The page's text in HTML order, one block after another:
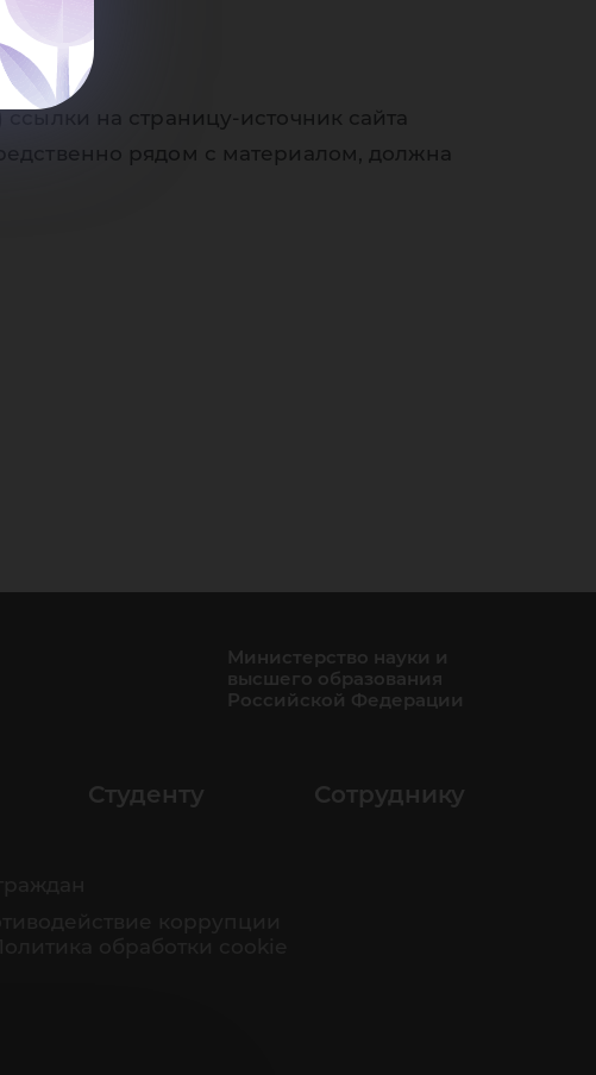
на страницу-источник сайта
рядом с материалом, должна
Министерство науки и
высшего образования
Российской Федерации
Студенту Сотруднику